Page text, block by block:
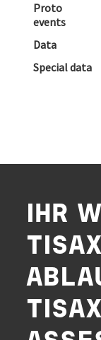
Proto
events
Data
Special data
IHR